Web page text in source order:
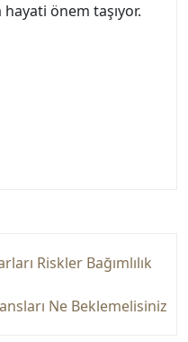
önem taşıyor.
Riskler Bağımlılık
Ne Beklemelisiniz